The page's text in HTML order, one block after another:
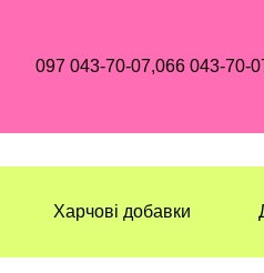
097 043-70-07,066 043-70-
Харчові добавки